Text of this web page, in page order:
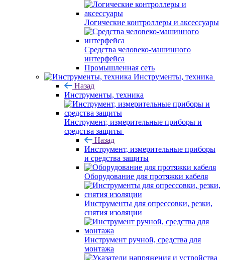
Логические контроллеры и аксессуары
Средства человеко-машинного
интерфейса
Промышленная сеть
Инструменты, техника
Назад
Инструменты, техника
Инструмент, измерительные приборы и
средства защиты
Назад
Инструмент, измерительные приборы
и средства защиты
Оборудование для протяжки кабеля
Инструменты для опрессовки, резки,
снятия изоляции
Инструмент ручной, средства для
монтажа